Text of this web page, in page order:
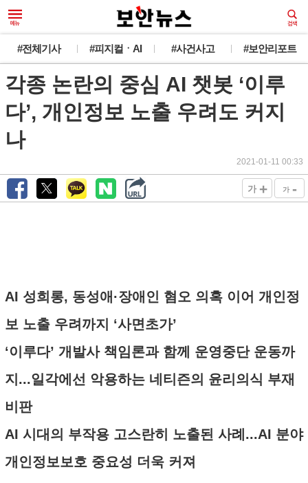
#전체기사 #피지컬ㆍAI #사건사고 #보안리포트
각종 논란의 중심 AI 챗봇 ‘이루
다’, 개인정보 노출 우려도 커지
나
2021-01-11 00:33
가 + 가 -
AI 성희롱, 동성애·장애인 혐오 의혹 이어 개인정
보 노출 우려까지 ‘사면초가’
‘이루다’ 개발사 책임론과 함께 운영중단 운동까
지...일각에선 악용하는 네티즌의 윤리의식 부재
비판
AI 시대의 부작용 고스란히 노출된 사례...AI 분야
개인정보보호 중요성 더욱 커져